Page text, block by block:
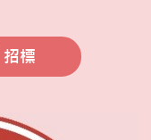
招標